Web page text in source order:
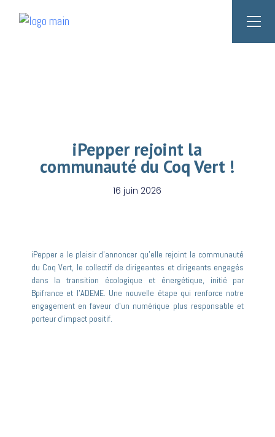
iPepper rejoint la
communauté du Coq Vert !
16 juin 2026
iPepper a le plaisir d’annoncer qu’elle rejoint la communauté
du Coq Vert, le collectif de dirigeantes et dirigeants engagés
dans la transition écologique et énergétique, initié par
Bpifrance et l’ADEME. Une nouvelle étape qui renforce notre
engagement en faveur d’un numérique plus responsable et
porteur d’impact positif.